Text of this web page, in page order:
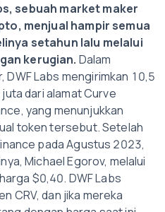
sebuah market maker
menjual hampir semua
setahun lalu melalui
kerugian. Dalam
Labs mengirimkan 10,5
dari alamat Curve
yang menunjukkan
token tersebut. Setelah
pada Agustus 2023,
Michael Egorov, melalui
$0,40. DWF Labs
CRV, dan jika mereka